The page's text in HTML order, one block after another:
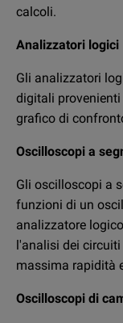
oscilloscopi usati
precisione ed
permettervi di
prezzi bassi.
Dove posso
Offriamo una
di accedere alle
convenienti. Gli
costosi e, se
consigliamo di
altre soluzioni
offrirvi la
calcoli.
Analizzatori logici
Gli analizzatori
digitali
grafico di
Oscilloscopi a
Gli oscilloscopi a
funzioni di un
analizzatore
l'analisi dei
massima rapidità
Oscilloscopi di